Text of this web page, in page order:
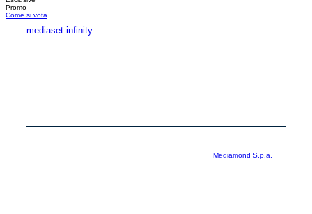
Promo
Come si vota
mediaset infinity
Mediamond S.p.a.